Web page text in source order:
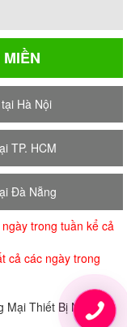
Hà Nội
TP. HCM
Đà Nẵng
trong tuần kể cả
cả các ngày trong
Mại Thiết Bị Nội Thất